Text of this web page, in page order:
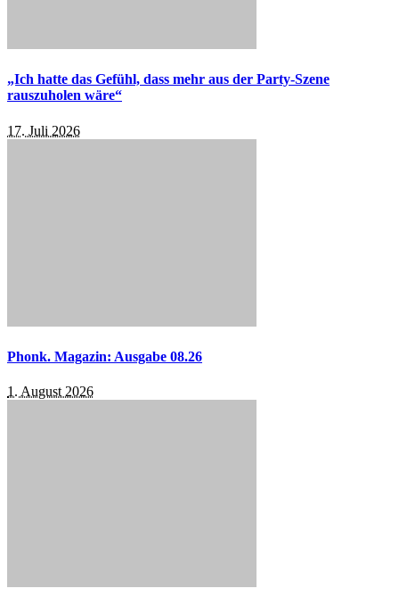
„Ich hatte das Gefühl, dass mehr aus der Party-Szene
rauszuholen wäre“
17. Juli 2026
Phonk. Magazin: Ausgabe 08.26
1. August 2026